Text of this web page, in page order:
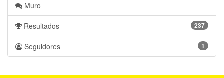
Muro
237
Resultados
1
Seguidores